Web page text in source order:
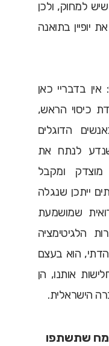
למחוק, ולכן
בתואנה
בדבריי כאן
כיסוי הראש,
הדוגלים
לנתח את
ומקבל
ייתכן שנגלה
שמושמעת
הלגיטימציה
הוא בעצם
אותנו, הן
הישראלית.
שתשתפו